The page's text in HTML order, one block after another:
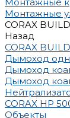
Монтажные
CORAX
Назад
CORAX
Дымоход
Дымоход
Дымоход
CORAX HP
Объекты